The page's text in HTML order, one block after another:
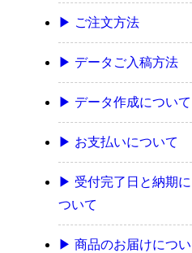
▶ ご注文方法
▶ データご入稿方法
▶ データ作成について
▶ お支払いについて
▶ 受付完了日と納期に
ついて
▶ 商品のお届けについ